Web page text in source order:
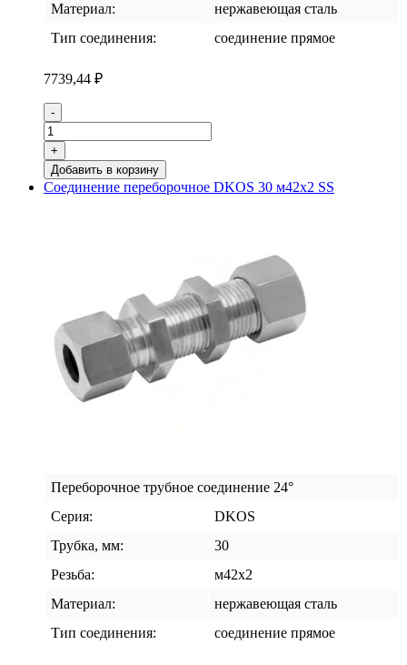
Материал:
нержавеющая сталь
Тип соединения:
соединение прямое
7739,44 ₽
Количество
товара
Соединение
переборочное
DKOS
25
-
+
Добавить в корзину
Соединение переборочное DKOS 30 м42х2 SS
Переборочное трубное соединение 24°
Серия:
DKOS
Трубка, мм:
30
Резьба:
м42х2
Материал:
нержавеющая сталь
Тип соединения:
соединение прямое